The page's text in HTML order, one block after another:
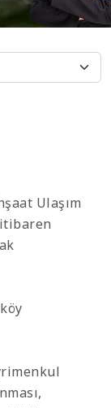
Ulaşım
itibaren